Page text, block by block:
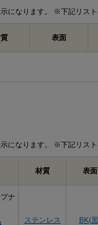
になります。 ※下記リスト
表面
になります。 ※下記リスト
材質 表面
ナ
ステンレス BK(